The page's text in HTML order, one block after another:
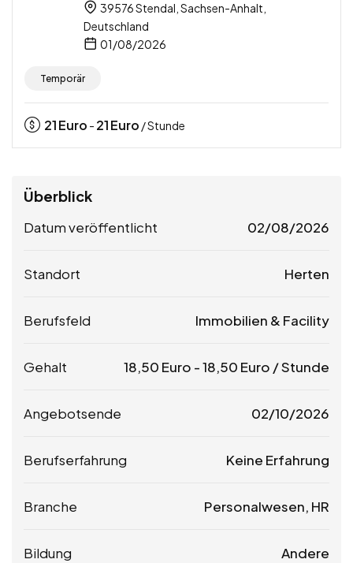
39576 Stendal, Sachsen-Anhalt,
Deutschland
01/08/2026
Temporär
21Euro - 21Euro / Stunde
Überblick
Datum veröffentlicht 02/08/2026
Standort Herten
Berufsfeld Immobilien & Facility
Gehalt 18,50 Euro -18,50 Euro / Stunde
Angebotsende 02/10/2026
Berufserfahrung Keine Erfahrung
Branche Personalwesen, HR
Bildung Andere